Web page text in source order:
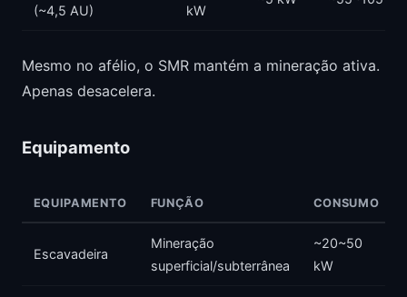
(~4,5 AU)
kW
Mesmo no afélio, o SMR mantém a mineração ativa.
Apenas desacelera.
Equipamento
EQUIPAMENTO FUNÇÃO CONSUMO
Escavadeira
Mineração
superficial/subterrânea
~20~50
kW